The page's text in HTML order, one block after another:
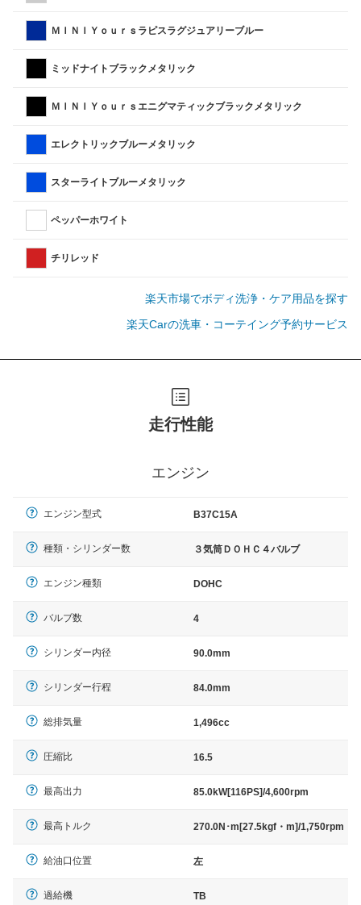
ＭＩＮＩＹｏｕｒｓラピスラグジュアリーブルー
ミッドナイトブラックメタリック
ＭＩＮＩＹｏｕｒｓエニグマティックブラックメタリック
エレクトリックブルーメタリック
スターライトブルーメタリック
ペッパーホワイト
チリレッド
楽天市場でボディ洗浄・ケア用品を探す
楽天Carの洗車・コーテイング予約サービス
走行性能
エンジン
エンジン型式 B37C15A
種類・シリンダー数 ３気筒ＤＯＨＣ４バルブ
エンジン種類 DOHC
バルブ数 4
シリンダー内径 90.0mm
シリンダー行程 84.0mm
総排気量 1,496cc
圧縮比 16.5
最高出力 85.0kW[116PS]/4,600rpm
最高トルク 270.0N･m[27.5kgf・m]/1,750rpm
給油口位置 左
過給機 TB